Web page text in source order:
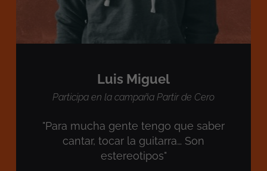
Luis Miguel
Participa en la campaña Partir de Cero
"Para mucha gente tengo que saber
cantar, tocar la guitarra… Son
estereotipos"